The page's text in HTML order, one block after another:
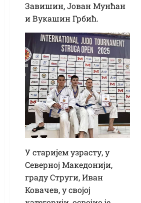
Завишин, Јован Мунћан
и Вукашин Грбић.
У старијем узрасту, у
Северној Македонији,
граду Струги, Иван
Ковачев, у својој